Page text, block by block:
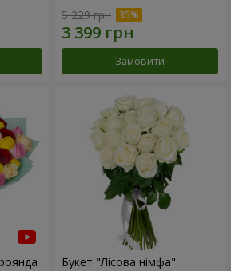
5 229 грн
Замовити
Букет "Лісова німфа"